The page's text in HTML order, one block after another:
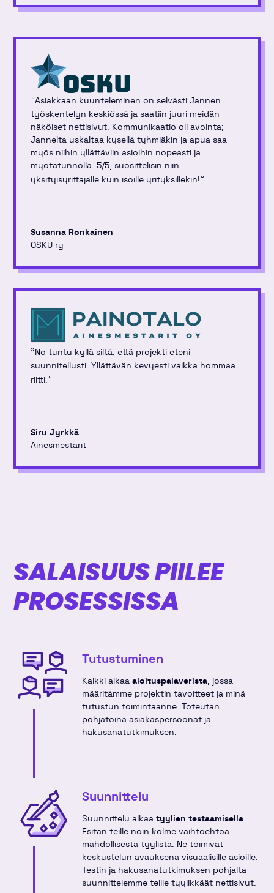
"Asiakkaan kuunteleminen on selvästi Jannen
työskentelyn keskiössä ja saatiin juuri meidän
näköiset nettisivut. Kommunikaatio oli avointa;
Jannelta uskaltaa kysellä tyhmiäkin ja apua saa
myös niihin yllättäviin asioihin nopeasti ja
myötätunnolla. 5/5, suosittelisin niin
yksityisyrittäjälle kuin isoille yrityksillekin!"
Susanna Ronkainen
OSKU ry
"No tuntu kyllä siltä, että projekti eteni
suunnitellusti. Yllättävän kevyesti vaikka hommaa
riitti."
Siru Jyrkkä
Ainesmestarit
SALAISUUS PIILEE
PROSESSISSA
Tutustuminen
Kaikki alkaaaloituspalaverista, jossa
määritämme projektin tavoitteet ja minä
tutustun toimintaanne. Toteutan
pohjatöinä asiakaspersoonat ja
hakusanatutkimuksen.
Suunnittelu
Suunnittelu alkaatyylien testaamisella.
Esitän teille noin kolme vaihtoehtoa
mahdollisesta tyylistä. Ne toimivat
keskustelun avauksena visuaalisille asioille.
Testin ja hakusanatutkimuksen pohjalta
suunnittelemme teille tyylikkäät nettisivut.